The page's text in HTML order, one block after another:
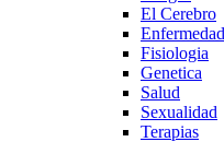
El Cerebro
Fisiologia
Genetica
Salud
Sexualidad
Terapias